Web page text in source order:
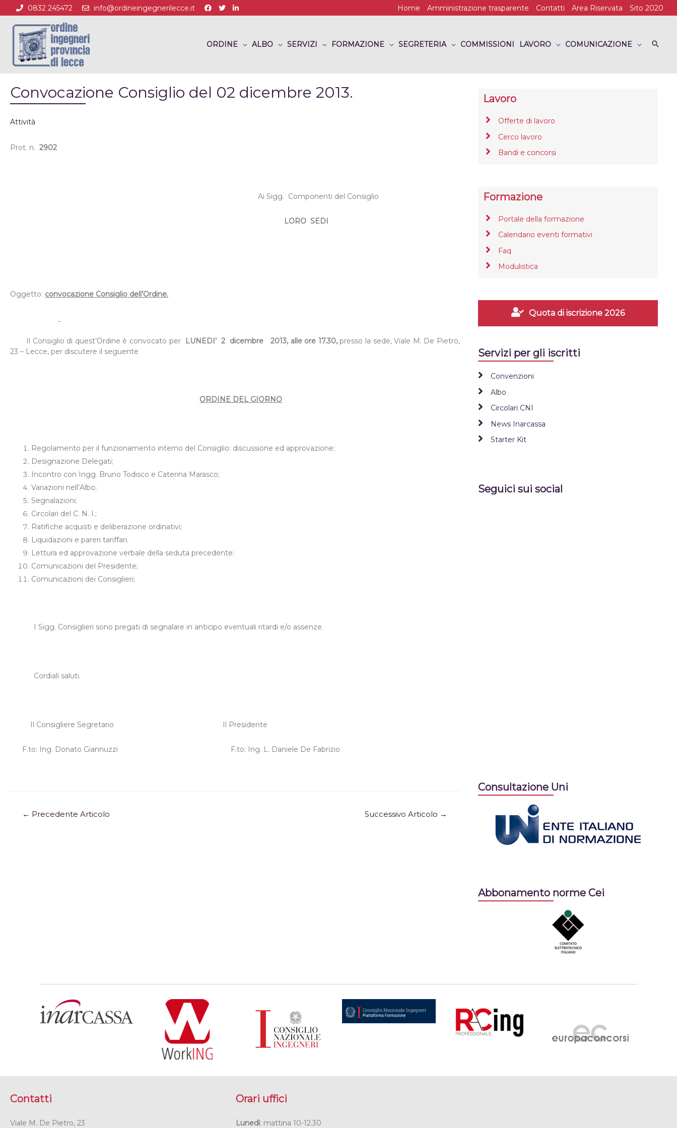
0832 245472 info@ordineingegnerilecce.it Home Amministrazione trasparente Contatti Area Riservata Sito 2020
ORDINE ALBO SERVIZI FORMAZIONE SEGRETERIA COMMISSIONI LAVORO COMUNICAZIONE
Convocazione Consiglio del 02 dicembre 2013.
Attività
Prot. n. 2902
Ai Sigg. Componenti del Consiglio
LORO SEDI
Oggetto: convocazione Consiglio dell’Ordine.
Il Consiglio di quest’Ordine è convocato per LUNEDI’ 2 dicembre 2013, alle ore 17.30,presso la sede, Viale M. De Pietro,
23 – Lecce, per discutere il seguente
ORDINE DEL GIORNO
Regolamento per il funzionamento interno del Consiglio: discussione ed approvazione;
Designazione Delegati;
Incontro con Ingg. Bruno Todisco e Caterina Marasco;
Variazioni nell’Albo;
Segnalazioni;
Circolari del C. N. I.;
Ratifiche acquisti e deliberazione ordinativi;
Liquidazioni e pareri tariffari.
Lettura ed approvazione verbale della seduta precedente;
Comunicazioni del Presidente;
Comunicazioni dei Consiglieri;
I Sigg. Consiglieri sono pregati di segnalare in anticipo eventuali ritardi e/o assenze.
Cordiali saluti.
Il Consigliere Segretario Il Presidente
F.to: Ing. Donato Giannuzzi F.to: Ing. L. Daniele De Fabrizio
← Precedente Articolo Successivo Articolo →
Lavoro
Offerte di lavoro
Cerco lavoro
Bandi e concorsi
Formazione
Portale della formazione
Calendario eventi formativi
Faq
Modulistica
Quota di iscrizione 2026
Servizi per gli iscritti
Convenzioni
Albo
Circolari CNI
News Inarcassa
Starter Kit
Seguici sui social
Consultazione Uni
Abbonamento norme Cei
Contatti
Viale M. De Pietro, 23
Orari uffici
Lunedì: mattina 10-12.30